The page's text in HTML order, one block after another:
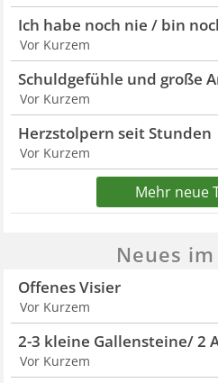
Ich habe noch nie / bin
Vor Kurzem
Schuldgefühle und große
Vor Kurzem
Herzstolpern seit Stunden
Vor Kurzem
Mehr neue
Neues
Offenes Visier
Vor Kurzem
2-3 kleine Gallensteine/ 2
Vor Kurzem